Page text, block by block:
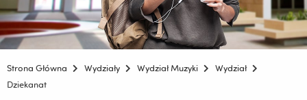
Strona Główna Wydziały Wydział Muzyki
Wydział
Dziekanat